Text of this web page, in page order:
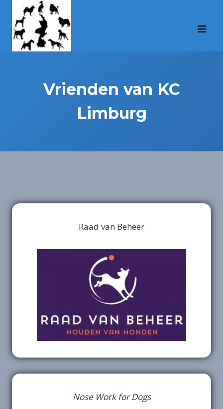
Doorgaan
naar
inhoud
Vrienden van KC
Limburg
Raad van Beheer
Nose Work for Dogs